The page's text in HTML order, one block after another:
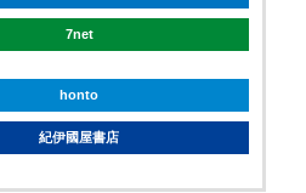
7net
honto
紀伊國屋書店